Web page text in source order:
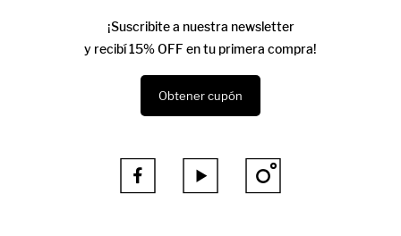
¡Suscribite a nuestra newsletter
y recibí 15% OFF en tu primera compra!
Obtener cupón
  